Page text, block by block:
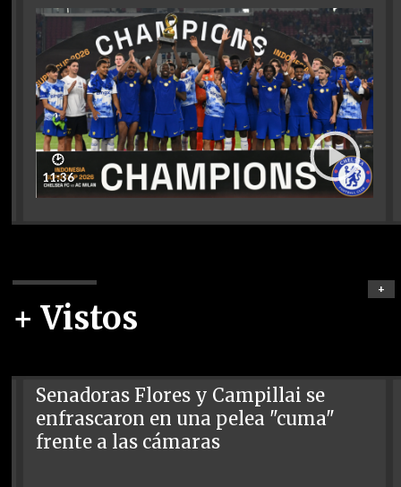
🕑
11:36
+ Vistos
+
Senadoras Flores y Campillai se
enfrascaron en una pelea "cuma"
frente a las cámaras